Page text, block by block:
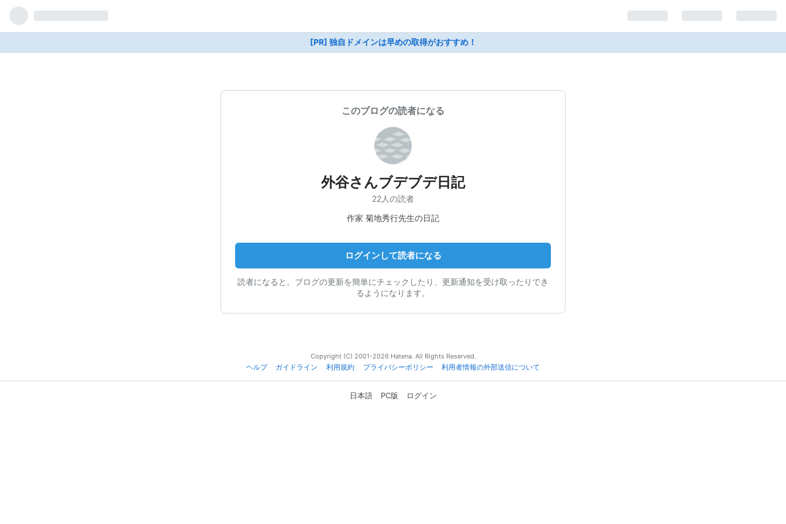
[PR] 独自ドメインは早めの取得がおすすめ！
このブログの読者になる
外谷さんブデブデ日記
22人の読者
作家 菊地秀行先生の日記
ログインして読者になる
読者になると、ブログの更新を簡単にチェックしたり、更新通知を受け取ったりでき
るようになります。
Copyright (C) 2001-2026 Hatena. All Rights Reserved.
ヘルプ
ガイドライン 利用規約 プライバシーポリシー 利用者情報の外部送信について
日本語 PC版 ログイン